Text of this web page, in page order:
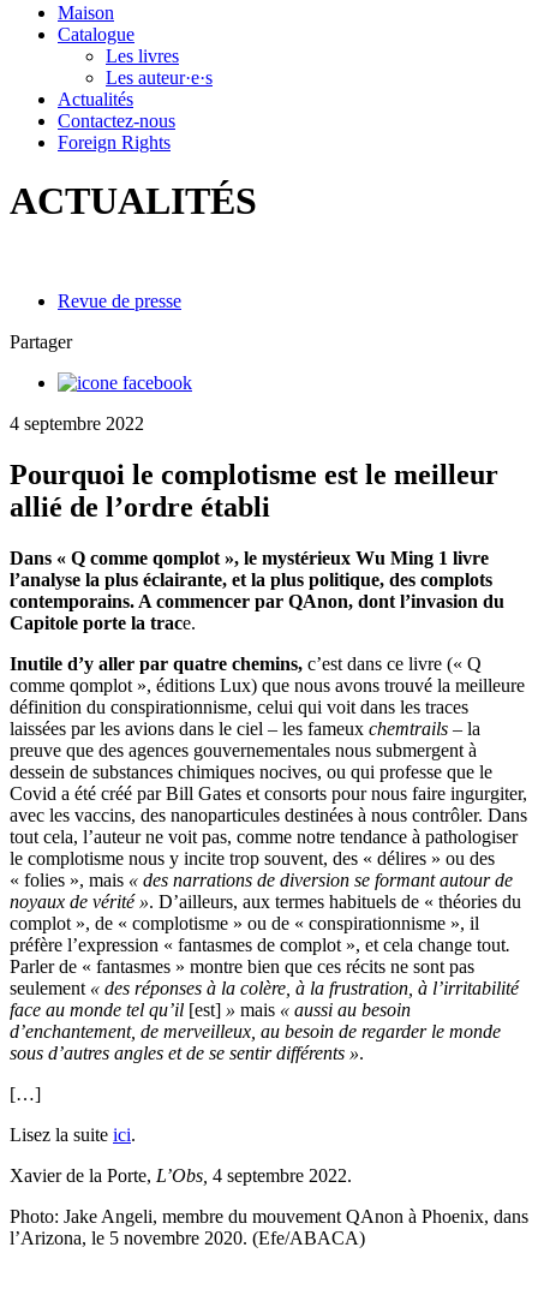
Maison
Catalogue
Les livres
Les auteur·e·s
Actualités
Contactez-nous
Foreign Rights
ACTUALITÉS
Revue de presse
Partager
4 septembre 2022
Pourquoi le complotisme est le meilleur
allié de l’ordre établi
Dans « Q comme qomplot », le mystérieux Wu Ming 1 livre
l’analyse la plus éclairante, et la plus politique, des complots
contemporains. A commencer par QAnon, dont l’invasion du
Capitole porte la trace.
Inutile d’y aller par quatre chemins, c’est dans ce livre (« Q
comme qomplot », éditions Lux) que nous avons trouvé la meilleure
définition du conspirationnisme, celui qui voit dans les traces
laissées par les avions dans le ciel – les fameux chemtrails – la
preuve que des agences gouvernementales nous submergent à
dessein de substances chimiques nocives, ou qui professe que le
Covid a été créé par Bill Gates et consorts pour nous faire ingurgiter,
avec les vaccins, des nanoparticules destinées à nous contrôler. Dans
tout cela, l’auteur ne voit pas, comme notre tendance à pathologiser
le complotisme nous y incite trop souvent, des « délires » ou des
« folies », mais « des narrations de diversion se formant autour de
noyaux de vérité ». D’ailleurs, aux termes habituels de « théories du
complot », de « complotisme » ou de « conspirationnisme », il
préfère l’expression « fantasmes de complot », et cela change tout.
Parler de « fantasmes » montre bien que ces récits ne sont pas
seulement « des réponses à la colère, à la frustration, à l’irritabilité
face au monde tel qu’il [est] » mais « aussi au besoin
d’enchantement, de merveilleux, au besoin de regarder le monde
sous d’autres angles et de se sentir différents ».
[…]
Lisez la suite ici.
Xavier de la Porte, L’Obs, 4 septembre 2022.
Photo: Jake Angeli, membre du mouvement QAnon à Phoenix, dans
l’Arizona, le 5 novembre 2020. (Efe/ABACA)